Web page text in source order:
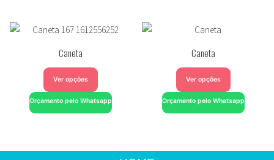
Caneta
Ver opções
Orçamento pelo Whatsapp
Caneta
Ver opções
Orçamento pelo Whatsapp